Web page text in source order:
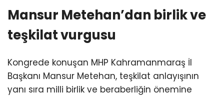
Mansur Metehan’dan birlik ve
teşkilat vurgusu
Kongrede konuşan MHP Kahramanmaraş İl
Başkanı Mansur Metehan, teşkilat anlayışının
yanı sıra milli birlik ve beraberliğin önemine